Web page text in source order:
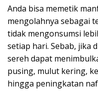
Anda bisa memetik
mengolahnya sebagai
tidak mengonsumsi
setiap hari. Sebab, jika
sereh dapat
pusing, mulut kering,
hingga peningkatan